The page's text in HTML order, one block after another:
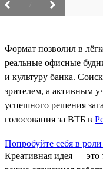
Формат позволил в
реальные офисные
и культуру банка.
зрителем, а активным
успешного решения
голосования за ВТБ в
Попробуйте себя в
Креативная идея — это